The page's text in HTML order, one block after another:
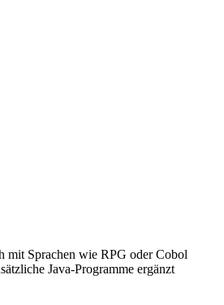
mit Sprachen wie RPG oder Cobol
Java-Programme ergänzt